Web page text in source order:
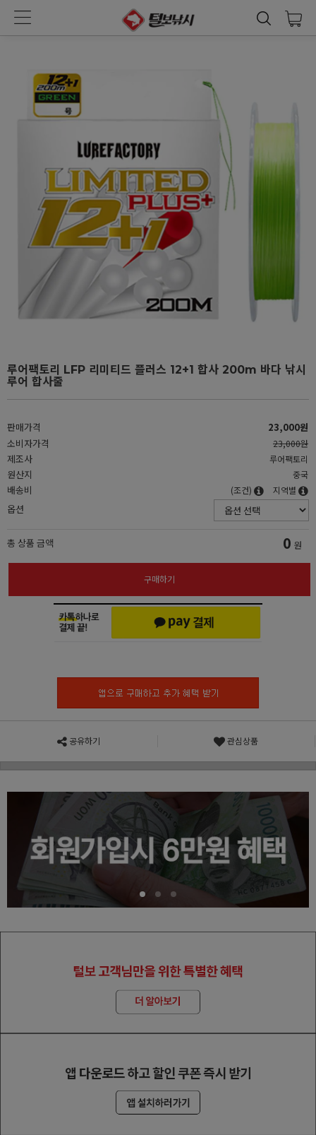
루어팩토리 LFP 리미티드 플러스 12+1 합사 200m 바다 낚시
루어 합사줄
판매가격
23,000원
소비자가격
23,000원
제조사 루어팩토리
원산지 중국
배송비 (조건) 지역별
옵션
총 상품 금액 0 원
구매하기
공유하기 관심상품